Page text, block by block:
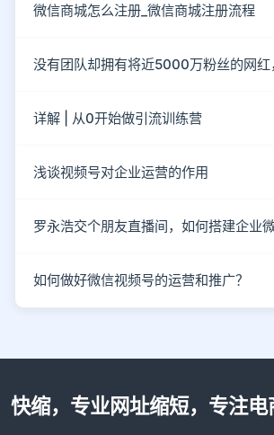
微信商城怎么注册_微信商城注册流程
详解 | 从0开始做引流训练营
浅谈视频号对企业运营的作用
罗永浩交个朋友直播间，如何搭建企业
如何做好微信视频号的运营和推广？
快缩，专业网址缩短，专注电